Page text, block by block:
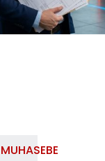
MUHASEBE